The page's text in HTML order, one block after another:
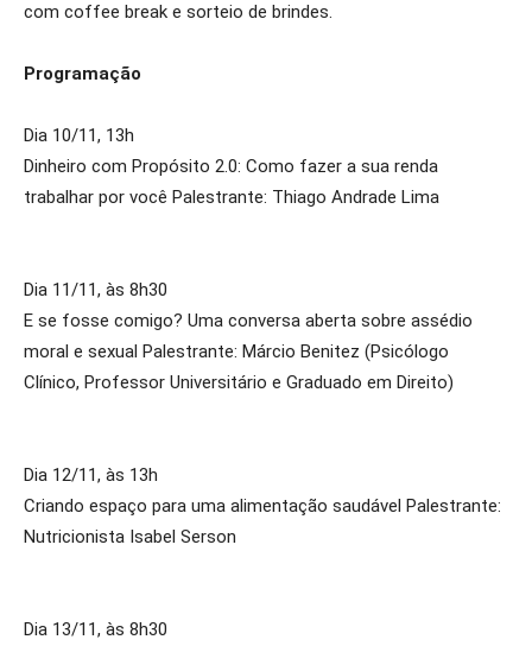
com coffee break e sorteio de brindes.
Programação
Dia 10/11, 13h
Dinheiro com Propósito 2.0: Como fazer a sua renda
trabalhar por você Palestrante: Thiago Andrade Lima
Dia 11/11, às 8h30
E se fosse comigo? Uma conversa aberta sobre assédio
moral e sexual Palestrante: Márcio Benitez (Psicólogo
Clínico, Professor Universitário e Graduado em Direito)
Dia 12/11, às 13h
Criando espaço para uma alimentação saudável Palestrante:
Nutricionista Isabel Serson
Dia 13/11, às 8h30